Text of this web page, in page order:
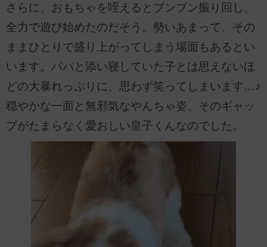
さらに、おもちゃを咥えるとブンブン振り回し、
全力で遊び始めたのだそう。勢いあまって、その
ままひとりで盛り上がってしまう場面もあるとい
います。パパと添い寝していた子とは思えないほ
どの大暴れっぷりに、思わず笑ってしまいます…♪
穏やかな一面と無邪気なやんちゃ姿、そのギャッ
プがたまらなく愛おしい皇子くんなのでした。